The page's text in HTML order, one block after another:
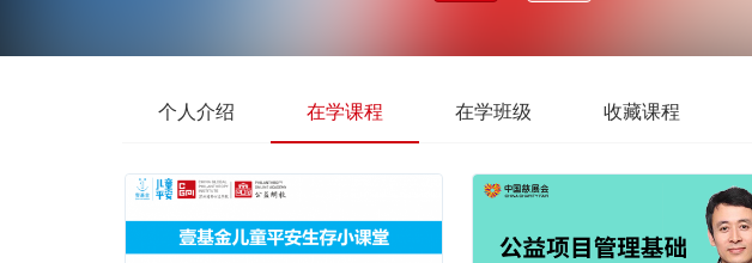
个人介绍 在学课程 在学班级 收藏课程